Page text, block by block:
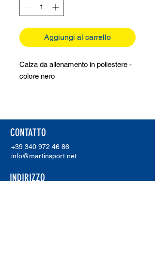
Aggiungi al carrello
Calza da allenamento in poliestere -
colore nero
CONTATTO
+39 340 972 46 86
info@martinsport.net
INDIRIZZO